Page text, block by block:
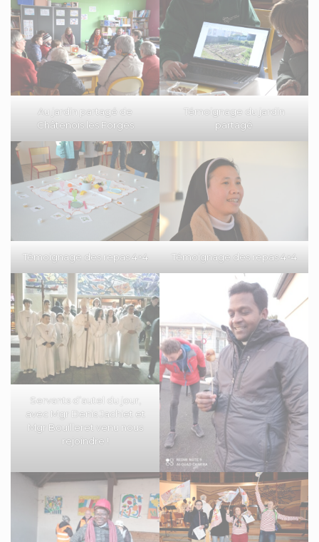
Au jardin partagé de
Châtenois les Forges
Témoignage du jardin
partagé
Témoignage des repas 4×4 Témoignage des repas 4×4
Servants d’autel du jour,
avec Mgr Denis Jachiet et
Mgr Bouilleret venu nous
rejoindre !